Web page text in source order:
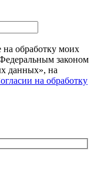
на обработку моих
законом
данных», на
на обработку